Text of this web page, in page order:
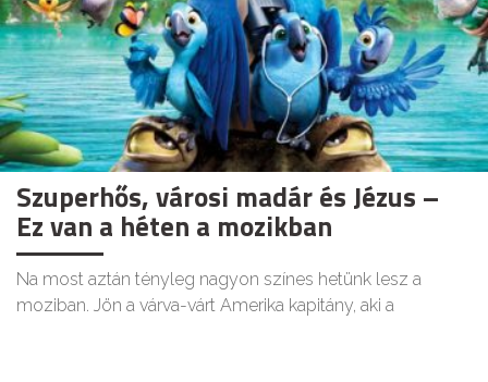
Szuperhős, városi madár és Jézus –
Ez van a héten a mozikban
Na most aztán tényleg nagyon színes hetünk lesz a
moziban. Jön a várva-várt Amerika kapitány, aki a